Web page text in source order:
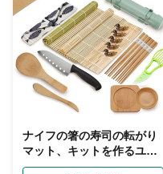
ナイフの箸の寿司の転がり
マット、キットを作るユー
ザー指導タケ寿司